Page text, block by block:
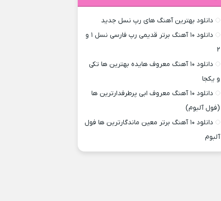
دانلود بهترین آهنگ های رپ نسل جدید
دانلود ۱۰ آهنگ برتر قدیمی رپ فارسی نسل ۱ و
۲
دانلود ۱۰ آهنگ معروف هایده بهترین ها تکی
و یکجا
دانلود ۱۰ آهنگ معروف ابی پرطرفدارترین ها
(فول آلبوم)
دانلود ۱۰ آهنگ برتر معین ماندگارترین ها فول
آلبوم